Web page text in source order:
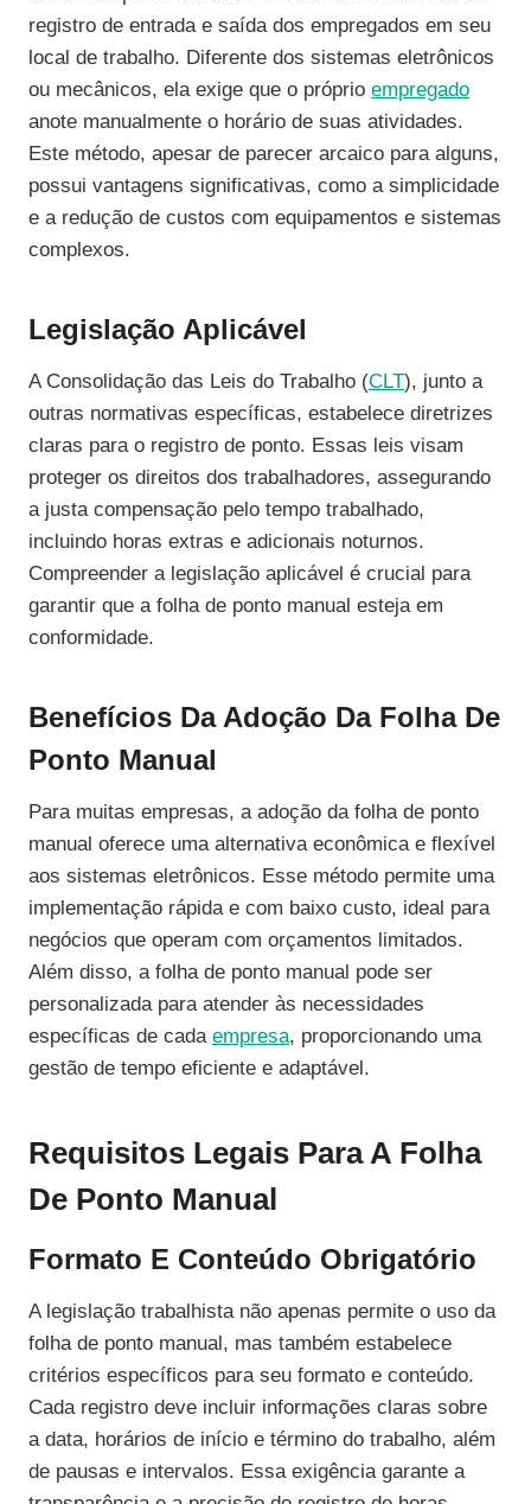
registro de entrada e saída dos empregados em seu
local de trabalho. Diferente dos sistemas eletrônicos
ou mecânicos, ela exige que o próprio empregado
anote manualmente o horário de suas atividades.
Este método, apesar de parecer arcaico para alguns,
possui vantagens significativas, como a simplicidade
e a redução de custos com equipamentos e sistemas
complexos.
Legislação Aplicável
A Consolidação das Leis do Trabalho (CLT), junto a
outras normativas específicas, estabelece diretrizes
claras para o registro de ponto. Essas leis visam
proteger os direitos dos trabalhadores, assegurando
a justa compensação pelo tempo trabalhado,
incluindo horas extras e adicionais noturnos.
Compreender a legislação aplicável é crucial para
garantir que a folha de ponto manual esteja em
conformidade.
Benefícios Da Adoção Da Folha De
Ponto Manual
Para muitas empresas, a adoção da folha de ponto
manual oferece uma alternativa econômica e flexível
aos sistemas eletrônicos. Esse método permite uma
implementação rápida e com baixo custo, ideal para
negócios que operam com orçamentos limitados.
Além disso, a folha de ponto manual pode ser
personalizada para atender às necessidades
específicas de cada empresa, proporcionando uma
gestão de tempo eficiente e adaptável.
Requisitos Legais Para A Folha
De Ponto Manual
Formato E Conteúdo Obrigatório
A legislação trabalhista não apenas permite o uso da
folha de ponto manual, mas também estabelece
critérios específicos para seu formato e conteúdo.
Cada registro deve incluir informações claras sobre
a data, horários de início e término do trabalho, além
de pausas e intervalos. Essa exigência garante a